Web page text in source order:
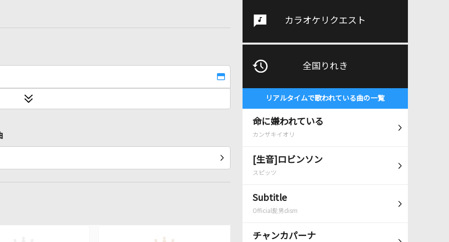
カラオケリクエスト
全国りれき
リアルタイムで歌われている曲の一覧
命に嫌われている
カンザキイオリ
[生音]ロビンソン
スピッツ
Subtitle
Official髭男dism
チャンカパーナ